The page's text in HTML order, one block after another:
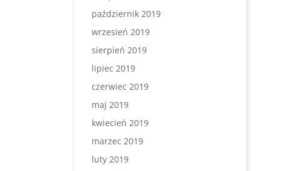
październik 2019
wrzesień 2019
sierpień 2019
lipiec 2019
czerwiec 2019
maj 2019
kwiecień 2019
marzec 2019
luty 2019